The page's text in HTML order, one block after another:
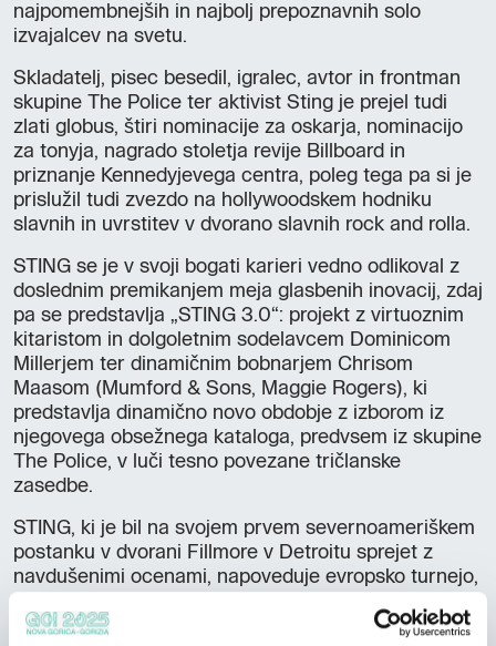
najpomembnejših in najbolj prepoznavnih solo
izvajalcev na svetu.
Skladatelj, pisec besedil, igralec, avtor in frontman
skupine The Police ter aktivist Sting je prejel tudi
zlati globus, štiri nominacije za oskarja, nominacijo
za tonyja, nagrado stoletja revije Billboard in
priznanje Kennedyjevega centra, poleg tega pa si je
prislužil tudi zvezdo na hollywoodskem hodniku
slavnih in uvrstitev v dvorano slavnih rock and rolla.
STING se je v svoji bogati karieri vedno odlikoval z
doslednim premikanjem meja glasbenih inovacij, zdaj
pa se predstavlja „STING 3.0“: projekt z virtuoznim
kitaristom in dolgoletnim sodelavcem Dominicom
Millerjem ter dinamičnim bobnarjem Chrisom
Maasom (Mumford & Sons, Maggie Rogers), ki
predstavlja dinamično novo obdobje z izborom iz
njegovega obsežnega kataloga, predvsem iz skupine
The Police, v luči tesno povezane tričlanske
zasedbe.
STING, ki je bil na svojem prvem severnoameriškem
postanku v dvorani Fillmore v Detroitu sprejet z
navdušenimi ocenami, napoveduje evropsko turnejo,
raritete iz svoje brezčasne diskografije: eden od